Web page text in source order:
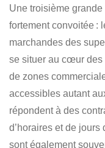
Une troisième
fortement convoitée :
marchandes des
se situer au cœur des
de zones
accessibles autant
répondent à des
d’horaires et de jours
sont également